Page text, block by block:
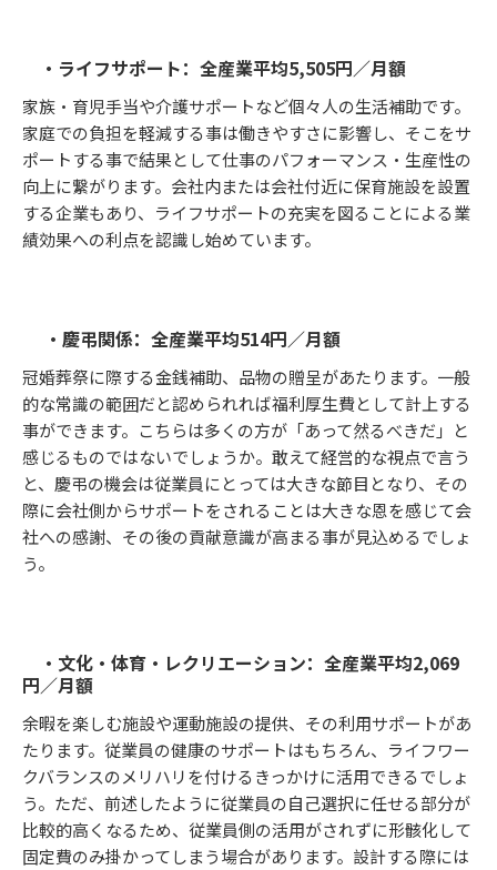
・ライフサポート：全産業平均5,505円／月額
家族・育児手当や介護サポートなど個々人の生活補助です。
家庭での負担を軽減する事は働きやすさに影響し、そこをサ
ポートする事で結果として仕事のパフォーマンス・生産性の
向上に繋がります。会社内または会社付近に保育施設を設置
する企業もあり、ライフサポートの充実を図ることによる業
績効果への利点を認識し始めています。
・慶弔関係：全産業平均514円／月額
冠婚葬祭に際する金銭補助、品物の贈呈があたります。一般
的な常識の範囲だと認められれば福利厚生費として計上する
事ができます。こちらは多くの方が「あって然るべきだ」と
感じるものではないでしょうか。敢えて経営的な視点で言う
と、慶弔の機会は従業員にとっては大きな節目となり、その
際に会社側からサポートをされることは大きな恩を感じて会
社への感謝、その後の貢献意識が高まる事が見込めるでしょ
う。
・文化・体育・レクリエーション：全産業平均2,069
円／月額
余暇を楽しむ施設や運動施設の提供、その利用サポートがあ
たります。従業員の健康のサポートはもちろん、ライフワー
クバランスのメリハリを付けるきっかけに活用できるでしょ
う。ただ、前述したように従業員の自己選択に任せる部分が
比較的高くなるため、従業員側の活用がされずに形骸化して
固定費のみ掛かってしまう場合があります。設計する際には